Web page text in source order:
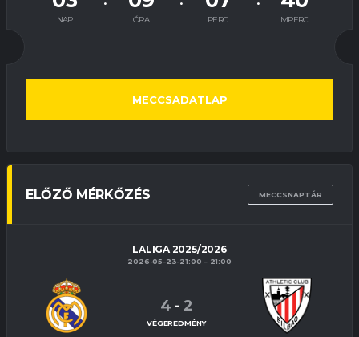
NAP ÓRA PERC MPERC
MECCSADATLAP
ELŐZŐ MÉRKŐZÉS MECCSNAPTÁR
LALIGA 2025/2026
2026-05-23-21:00 21:00
4 - 2
VÉGEREDMÉNY